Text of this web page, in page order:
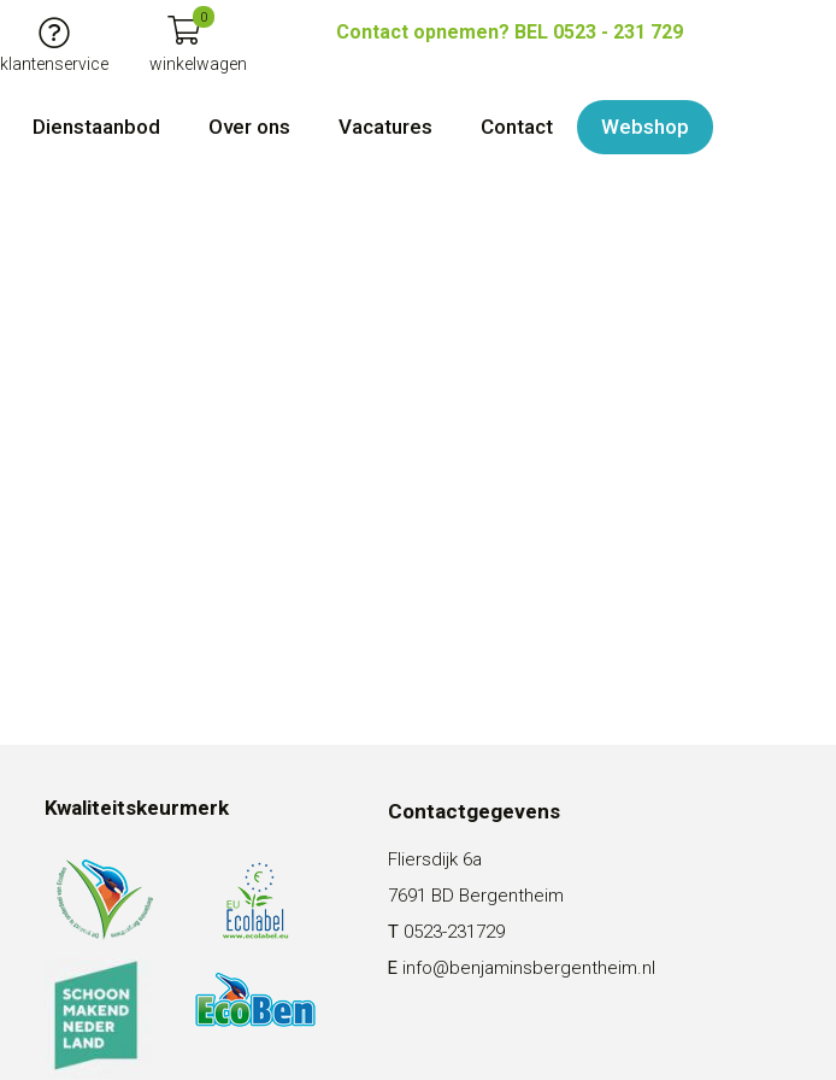
klantenservice
0
winkelwagen
Contact opnemen? BEL 0523 - 231 729
Dienstaanbod Over ons Vacatures Contact Webshop
Kwaliteitskeurmerk Contactgegevens
Fliersdijk 6a
7691 BD Bergentheim
T 0523-231729
E info@benjaminsbergentheim.nl